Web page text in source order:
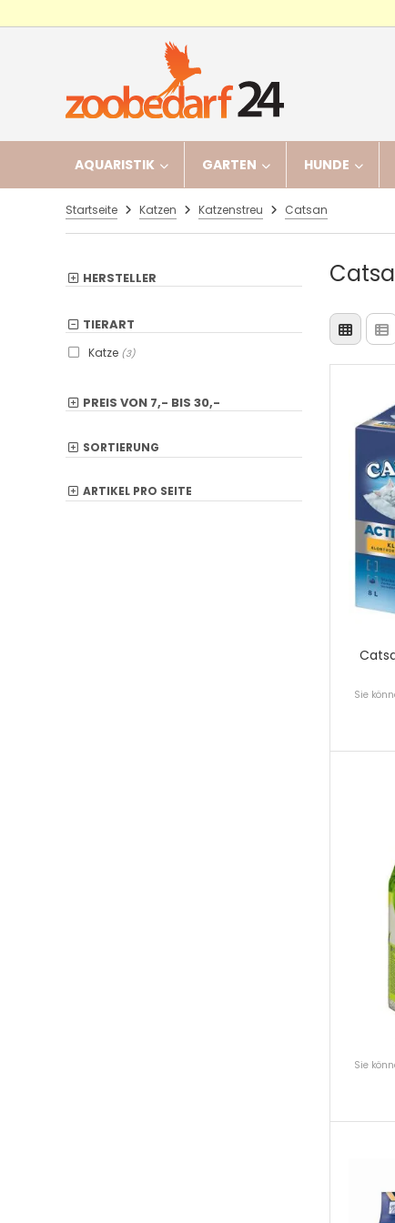
AQUARISTIK GARTEN HUNDE
Startseite Katzen Katzenstreu Catsan
HERSTELLER
TIERART
Katze (3)
PREIS VON 7,- BIS 30,-
SORTIERUNG
ARTIKEL PRO SEITE
Sie
Sie